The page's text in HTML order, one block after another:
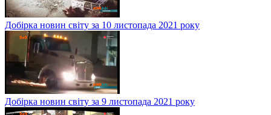
Добірка новин світу за 10 листопада 2021 року
Добірка новин світу за 9 листопада 2021 року